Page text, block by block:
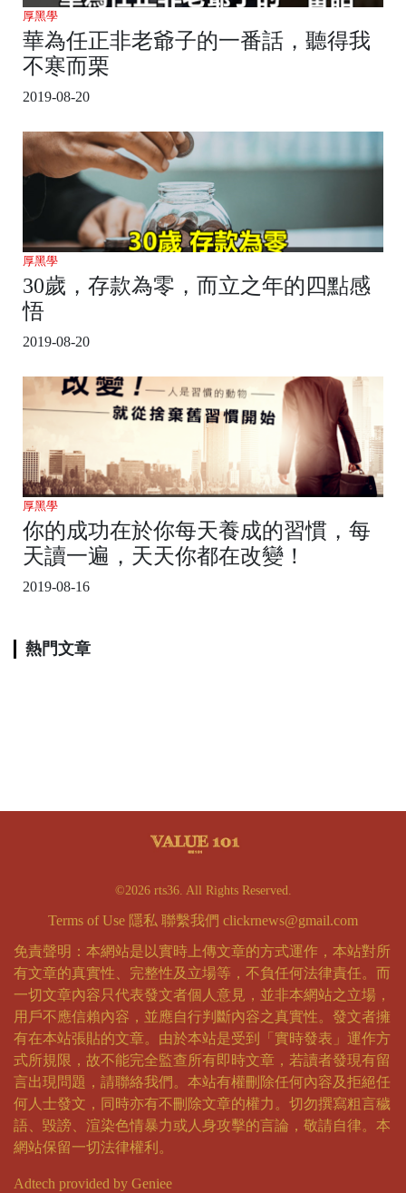
厚黑學
華為任正非老爺子的一番話，聽得我
不寒而栗
2019-08-20
厚黑學
30歲，存款為零，而立之年的四點感
悟
2019-08-20
厚黑學
你的成功在於你每天養成的習慣，每
天讀一遍，天天你都在改變！
2019-08-16
熱門文章
©2026 rts36. All Rights Reserved.
Terms of Use 隱私 聯繫我們 clickrnews@gmail.com
免責聲明：本網站是以實時上傳文章的方式運作，本站對所
有文章的真實性、完整性及立場等，不負任何法律責任。而
一切文章內容只代表發文者個人意見，並非本網站之立場，
用戶不應信賴內容，並應自行判斷內容之真實性。發文者擁
有在本站張貼的文章。由於本站是受到「實時發表」運作方
式所規限，故不能完全監查所有即時文章，若讀者發現有留
言出現問題，請聯絡我們。本站有權刪除任何內容及拒絕任
何人士發文，同時亦有不刪除文章的權力。切勿撰寫粗言穢
語、毀謗、渲染色情暴力或人身攻擊的言論，敬請自律。本
網站保留一切法律權利。
Adtech provided by Geniee